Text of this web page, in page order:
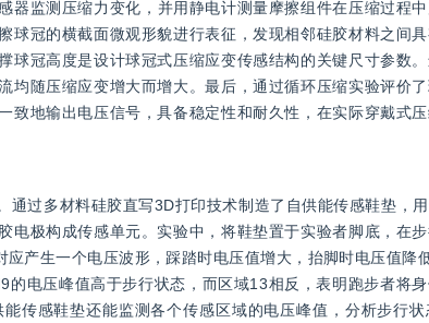
器监测压缩力变化，并用静电计测量摩擦组件在压缩过程
冠的横截面微观形貌进行表征，发现相邻硅胶材料之间具
球冠高度是设计球冠式压缩应变传感结构的关键尺寸参数
均随压缩应变增大而增大。最后，通过循环压缩实验评价
致地输出电压信号，具备稳定性和耐久性，在实际穿戴式
过多材料硅胶直写3D打印技术制造了自供能传感鞋垫，
电极构成传感单元。实验中，将鞋垫置于实验者脚底，在
产生一个电压波形，踩踏时电压值增大，抬脚时电压值降
电压峰值高于步行状态，而区域13相反，表明跑步者将
传感鞋垫还能监测各个传感区域的电压峰值，分析步行